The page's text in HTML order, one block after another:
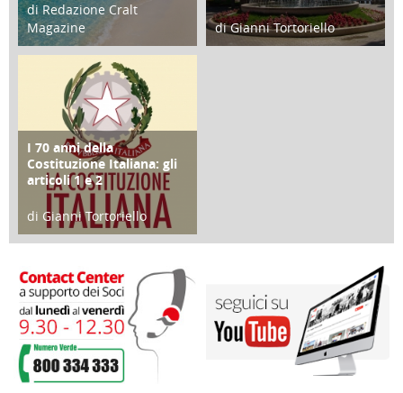
di Redazione Cralt
Magazine
25 Giugno 2016
di Gianni Tortoriello
FOCUS
I 70 anni della
Costituzione Italiana: gli
articoli 1 e 2
di Gianni Tortoriello
17 Marzo 2018